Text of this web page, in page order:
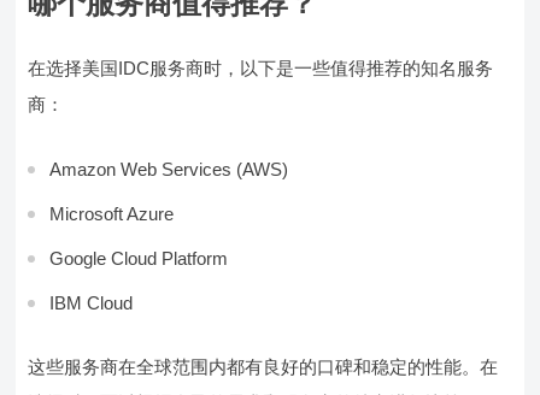
在选择美国IDC服务商时，以下是一些值得推荐的知名服务
商：
Amazon Web Services (AWS)
Microsoft Azure
Google Cloud Platform
IBM Cloud
这些服务商在全球范围内都有良好的口碑和稳定的性能。在